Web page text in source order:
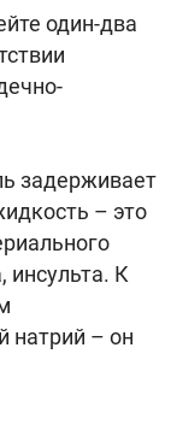
один-два
задерживает
– это
инсульта. К
натрий – он